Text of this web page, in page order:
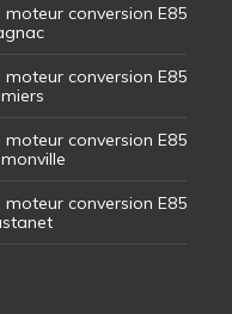
conversion E85
conversion E85
conversion E85
conversion E85